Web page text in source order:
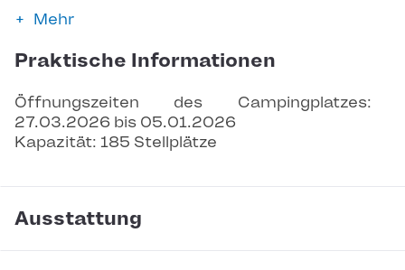
Mehr
Praktische Informationen
Öffnungszeiten des Campingplatzes:
27.03.2026 bis 05.01.2026
Kapazität: 185 Stellplätze
Ausstattung